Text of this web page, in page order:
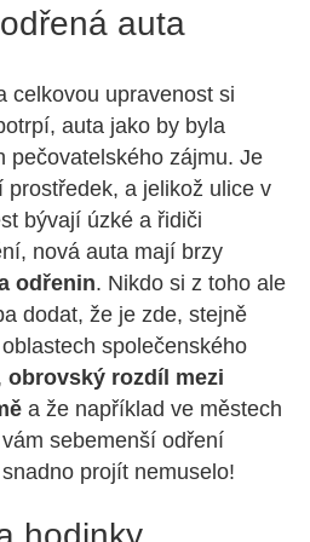
auta
celkovou upravenost si
auta jako by byla
pečovatelského zájmu. Je
a jelikož ulice v
bývají úzké a řidiči
nová auta mají brzy
odřenin. Nikdo si z toho ale
dodat, že je zde, stejně
společenského
obrovský rozdíl mezi
a že například ve městech
sebemenší odření
projít nemuselo!